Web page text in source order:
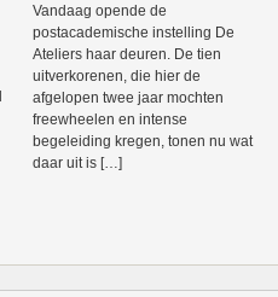
Vandaag opende de
postacademische instelling De
Ateliers haar deuren. De tien
uitverkorenen, die hier de
afgelopen twee jaar mochten
freewheelen en intense
begeleiding kregen, tonen nu wat
daar uit is […]